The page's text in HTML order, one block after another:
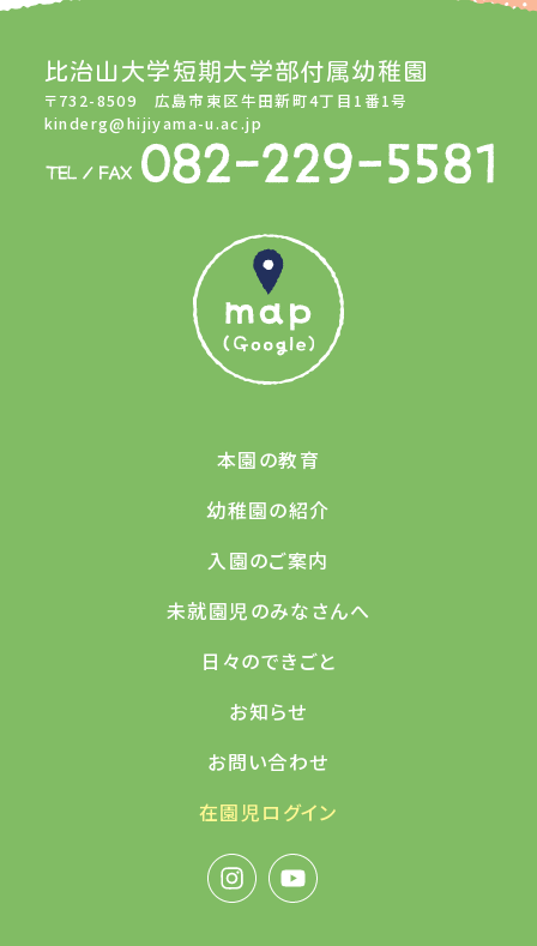
比治山大学短期大学部付属幼稚園
〒732-8509 広島市東区牛田新町4丁目1番1号
kinderg@hijiyama-u.ac.jp
本園の教育
幼稚園の紹介
入園のご案内
未就園児のみなさんへ
日々のできごと
お知らせ
お問い合わせ
在園児ログイン